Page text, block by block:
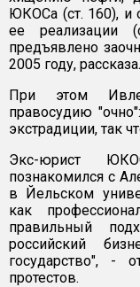
ЮКОСа (ст. 160), и
ее реализации
предъявлено
2005 году,
При этом
правосудию
экстрадиции, так
Экс-юрист
познакомился с
в Йельском
как
правильный
российский
государство", -
протестов.